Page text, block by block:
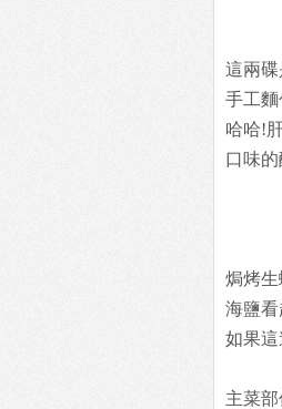
這兩
手工
哈哈!
口味
焗烤
海鹽看
如果
主菜